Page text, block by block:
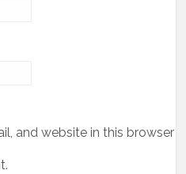
and website in this browser